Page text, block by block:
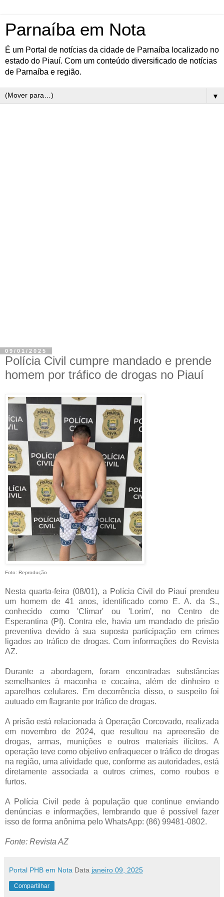
Parnaíba em Nota
É um Portal de notícias da cidade de Parnaíba localizado no
estado do Piauí. Com um conteúdo diversificado de notícias
de Parnaíba e região.
▼
09/01/2025
Polícia Civil cumpre mandado e prende
homem por tráfico de drogas no Piauí
Foto: Reprodução
Nesta quarta-feira (08/01), a Polícia Civil do Piauí prendeu
um homem de 41 anos, identificado como E. A. da S.,
conhecido como 'Climar' ou 'Lorim', no Centro de
Esperantina (PI). Contra ele, havia um mandado de prisão
preventiva devido à sua suposta participação em crimes
ligados ao tráfico de drogas. Com informações do Revista
AZ.
Durante a abordagem, foram encontradas substâncias
semelhantes à maconha e cocaína, além de dinheiro e
aparelhos celulares. Em decorrência disso, o suspeito foi
autuado em flagrante por tráfico de drogas.
A prisão está relacionada à Operação Corcovado, realizada
em novembro de 2024, que resultou na apreensão de
drogas, armas, munições e outros materiais ilícitos. A
operação teve como objetivo enfraquecer o tráfico de drogas
na região, uma atividade que, conforme as autoridades, está
diretamente associada a outros crimes, como roubos e
furtos.
A Polícia Civil pede à população que continue enviando
denúncias e informações, lembrando que é possível fazer
isso de forma anônima pelo WhatsApp: (86) 99481-0802.
Fonte: Revista AZ
Portal PHB em Nota Data janeiro 09, 2025
Compartilhar